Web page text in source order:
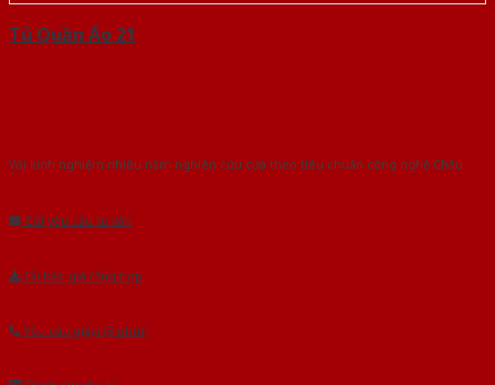
Tủ Quần Áo 21
Với kinh nghiệm nhiêu năm nghiên cứu cửa theo tiêu chuẩn công nghệ Châu
Gửi yêu cầu tư vấn
Tải báo giá tổng hợp
Yêu cầu gọi lại (3 phút)